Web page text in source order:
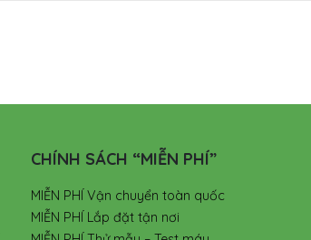
CHÍNH SÁCH “MIỄN PHÍ”
MIỄN PHÍ Vận chuyển toàn quốc
MIỄN PHÍ Lắp đặt tận nơi